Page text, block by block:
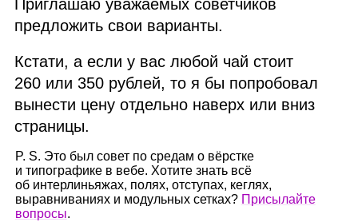
Приглашаю уважаемых советчиков
предложить свои варианты.
Кстати, а если у вас любой чай стоит
260 или 350 рублей, то я бы попробовал
вынести цену отдельно наверх или вниз
страницы.
P. S. Это был совет по средам о вёрстке
и типографике в вебе. Хотите знать всё
об интерлиньяжах, полях, отступах, кеглях,
выравниваниях и модульных сетках? Присылайте
вопросы.